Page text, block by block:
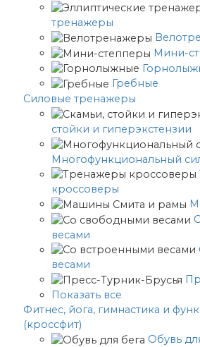
тренажеры
Мини-
Гребные
Cиловые тренажеры
стойки и гиперэкстензии
Многофункциональный
кроссоверы
весами
весами
Показать все
Фитнес, йога, гимнастика и
(кроссфит)
Обувь